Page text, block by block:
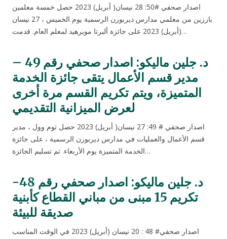
اصدار صحفي #50: 28 نيسان( أبريل) 2023 حصل خمسة معلمين
بارزين من معلمي مدارس ديربورن الرسمية يوم الخميس ، 27 نيسان
(أبريل) 2023 على جائزة ألبرتا مويرهيد لمعلم العام. قدمت…
د. جلين ماليكو: اصدار صحفي رقم 49 –
مدير قسم الأعمال يتقى جائزة الخدمة
المتميزة، ويتم تكريم القسم مرة أخرى
لعرض الميزانية التقديمي
اصدار صحفي # 49: 27 نيسان( أبريل) 2023 حصل توم وول ، مدير
قسم الأعمال والعمليات في مدارس ديربورن الرسمية ، على جائزة
الخدمة المتميزة يوم الأربعاء. تم تسليم الجائزة…
د. جلين ماليكو: اصدار صحفي رقم 48-
تكريم 15 مبنى من مباني القطاع كأبنية
صديقة للبيئة
اصدار صحفي# 48 : 20 نيسان (أبريل) 2023 في الوقت المناسب